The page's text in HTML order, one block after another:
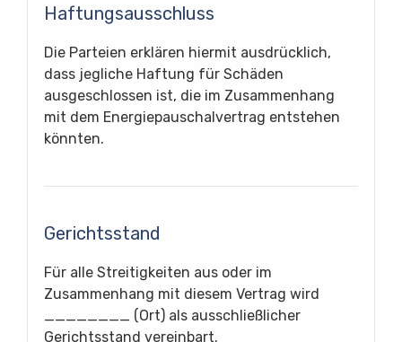
Haftungsausschluss
Die Parteien erklären hiermit ausdrücklich,
dass jegliche Haftung für Schäden
ausgeschlossen ist, die im Zusammenhang
mit dem Energiepauschalvertrag entstehen
könnten.
Gerichtsstand
Für alle Streitigkeiten aus oder im
Zusammenhang mit diesem Vertrag wird
________ (Ort) als ausschließlicher
Gerichtsstand vereinbart.